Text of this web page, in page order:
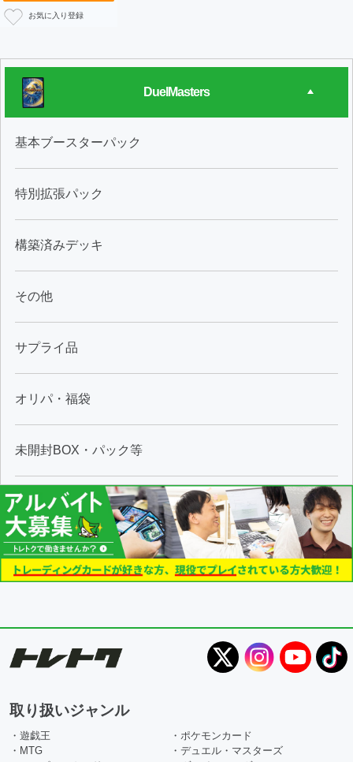
DuelMasters
基本ブースターパック
特別拡張パック
構築済みデッキ
その他
サプライ品
オリパ・福袋
未開封BOX・パック等
取り扱いジャンル
・遊戯王
・ポケモンカード
・MTG
・デュエル・マスターズ